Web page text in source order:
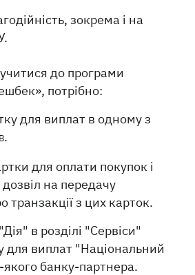
зокрема і на
до програми
потрібно:
для виплат в одному з
.
для оплати покупок і
на передачу
транзакції з цих карток.
в розділі "Сервіси"
для виплат "Національний
банку-партнера.